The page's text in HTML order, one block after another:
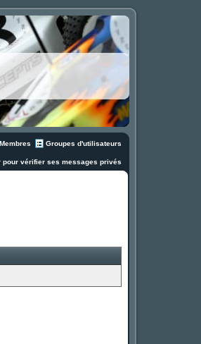
Groupes d'utilisateurs
pour vérifier ses messages privés